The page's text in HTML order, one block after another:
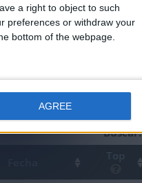
a right to object to such
preferences or withdraw your
bottom of the webpage.
AGREE
Buscar:
Top